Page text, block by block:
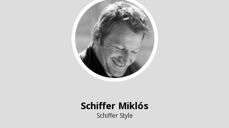
Schiffer Miklós
Schiffer Style